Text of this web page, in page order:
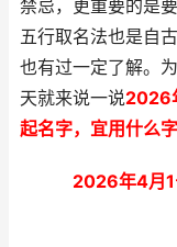
禁忌，更重要的是
五行取名法也是自
也有过一定了解。
天就来说一说2026
起名字，宜用什么字
2026年4月1